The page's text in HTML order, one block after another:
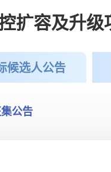
扩容及升
候选人公告
公告